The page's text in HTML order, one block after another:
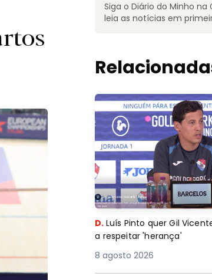
Siga o Diário do Minho na
leia as notícias em
D. Luís Pinto quer Gil
a respeitar 'herança'
8 agosto 2026